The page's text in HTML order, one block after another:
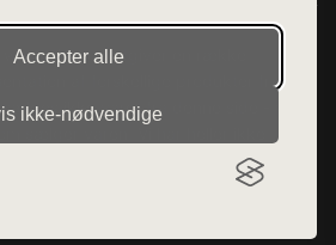
Accepter alle
ikke‑nødvendige
want.dk, der udgiver en række
af forskellige produkter fra
sælges ikke varer fra denne side - vi